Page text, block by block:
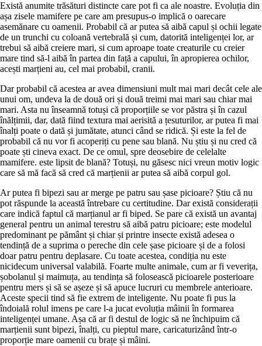
Există anumite trăsături distincte care pot fi ca ale noastre. Evoluția din
așa zisele mamifere pe care am presupus-o implică o oarecare
asemănare cu oamenii. Probabil că ar putea să aibă capul și ochii legate
de un trunchi cu coloană vertebrală și cum, datorită inteligenței lor, ar
trebui să aibă creiere mari, si cum aproape toate creaturile cu creier
mare tind să-l aibă în partea din față a capului, în apropierea ochilor,
acești marțieni au, cel mai probabil, cranii.
Dar probabil că acestea ar avea dimensiuni mult mai mari decât cele ale
unui om, undeva la de două ori și două treimi mai mari sau chiar mai
mari. Asta nu înseamnă totuși că proporțiile se vor păstra și în cazul
înălțimii, dar, dată fiind textura mai aerisită a țesuturilor, ar putea fi mai
înalți poate o dată și jumătate, atunci când se ridică. Și este la fel de
probabil că nu vor fi acoperiți cu pene sau blană. Nu știu și nu cred că
poate ști cineva exact. De ce omul, spre deosebire de celelalte
mamifere. este lipsit de blană? Totuși, nu găsesc nici vreun motiv logic
care să mă facă să cred că marțienii ar putea să aibă corpul gol.
Ar putea fi bipezi sau ar merge pe patru sau șase picioare? Știu că nu
pot răspunde la această întrebare cu certitudine. Dar există considerații
care indică faptul că marțianul ar fi biped. Se pare că există un avantaj
general pentru un animal terestru să aibă patru picioare; este modelul
predominant pe pământ și chiar și printre insecte există adesea o
tendință de a suprima o pereche din cele șase picioare și de a folosi
doar patru pentru deplasare. Cu toate acestea, condiția nu este
nicidecum universal valabilă. Foarte multe animale, cum ar fi veverița,
șobolanul și maimuța, au tendința să folosească picioarele posterioare
pentru mers și să se așeze și să apuce lucruri cu membrele anterioare.
Aceste specii tind să fie extrem de inteligente. Nu poate fi pus la
îndoială rolul imens pe care l-a jucat evoluția mâinii în formarea
inteligenței umane. Așa că ar fi destul de logic să ne închipuim că
marțienii sunt bipezi, înalți, cu pieptul mare, caricaturizând într-o
proporție mare oamenii cu brațe și mâini.